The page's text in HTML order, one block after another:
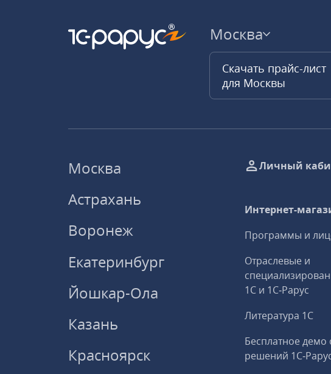
Москва
Скачать прайс-лист
для Москвы
Москва
Астрахань
Воронеж
Екатеринбург
Йошкар-Ола
Казань
Красноярск
Личный
Интернет-
Программы и
Отраслевые и
1С и 1С‑Рарус
Литература 1С
Бесплатное демо
решений